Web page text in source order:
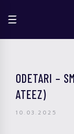
ODETARI –
ATEEZ)
10.03.2025